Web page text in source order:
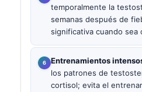
temporalmente la
semanas después de
significativa cuando sea
Entrenamientos
los patrones de
cortisol; evita el